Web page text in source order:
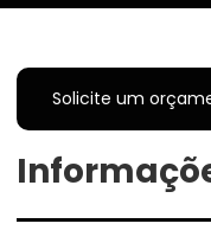
Solicite um